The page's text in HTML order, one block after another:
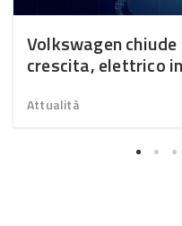
Volkswagen
crescita, elettrico
Attualità